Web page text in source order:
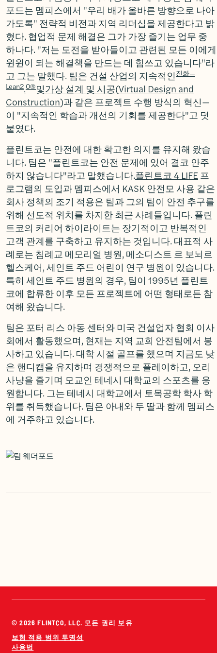
포드는 멤피스에서 "우리 배가 올바른 방향으로 나아
가도록" 전략적 비전과 지역 리더십을 제공한다고 밝
혔다. 협업적 문제 해결은 그가 가장 즐기는 업무 중
하나다. "저는 도전을 받아들이고 관련된 모든 이에게
윈윈이 되는 해결책을 만드는 데 힘쓰고 있습니다"라
고 그는 말했다. 팀은 건설 산업의 지속적인 진화—
Lean2.0®및가상 설계 및 시공(Virtual Design and
Construction)과 같은 프로젝트 수행 방식의 혁신—
이 "지속적인 학습과 개선의 기회를 제공한다"고 덧
붙였다.
플린트코는 안전에 대한 확고한 의지를 유지해 왔습
니다. 팀은 "플린트코는 안전 문제에 있어 결코 안주
하지 않습니다"라고 말했습니다.플린트코 4 LIFE프
로그램의 도입과 멤피스에서 KASK 안전모 사용 같은
회사 정책의 조기 적용은 팀과 그의 팀이 안전 추구를
위해 선도적 위치를 차지한 최근 사례들입니다. 플린
트코의 커리어 하이라이트는 장기적이고 반복적인
고객 관계를 구축하고 유지하는 것입니다. 대표적 사
례로는 침례교 메모리얼 병원, 메소디스트 르 보뇌르
헬스케어, 세인트 주드 어린이 연구 병원이 있습니다.
특히 세인트 주드 병원의 경우, 팀이 1995년 플린트
코에 합류한 이후 모든 프로젝트에 어떤 형태로든 참
여해 왔습니다.
팀은 포터 리스 아동 센터와 미국 건설업자 협회 이사
회에서 활동했으며, 현재는 지역 교회 안전팀에서 봉
사하고 있습니다. 대학 시절 골프를 했으며 지금도 낮
은 핸디캡을 유지하며 경쟁적으로 플레이하고, 오리
사냥을 즐기며 모교인 테네시 대학교의 스포츠를 응
원합니다. 그는 테네시 대학교에서 토목공학 학사 학
위를 취득했습니다. 팀은 아내와 두 딸과 함께 멤피스
에 거주하고 있습니다.
© 2026 FLINTCO, LLC. 모든 권리 보유
보험 적용 범위 투명성
사용법